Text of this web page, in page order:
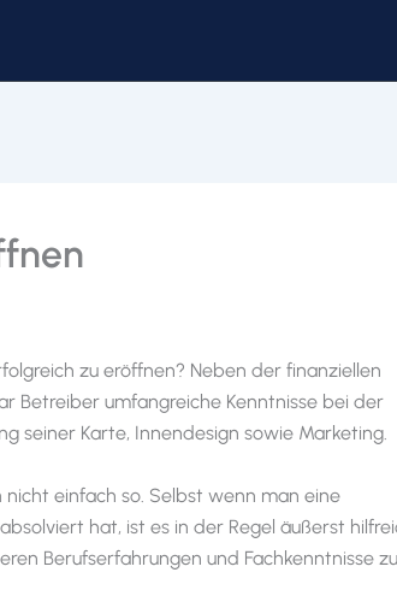
zu eröffnen? Neben der finanziellen
Betreiber umfangreiche Kenntnisse bei der
seiner Karte, Innendesign sowie Marketing.
einfach so. Selbst wenn man eine
hat, ist es in der Regel äußerst
Berufserfahrungen und Fachkenntnisse zu